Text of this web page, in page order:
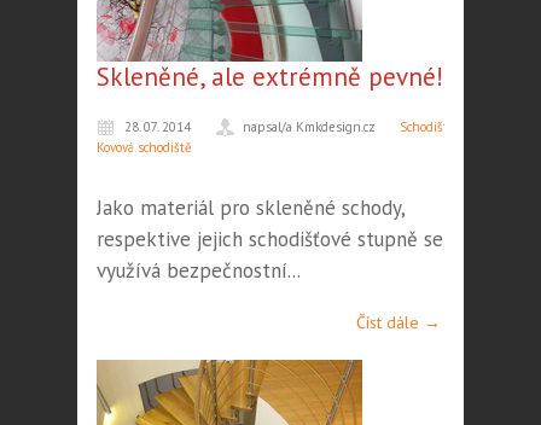
Skleněné, ale extrémně pevné!
28. 07. 2014 napsal/a Kmkdesign.cz Schodiště
Kovová schodiště
Jako materiál pro skleněné schody,
respektive jejich schodišťové stupně se
využívá bezpečnostní...
Číst dále →